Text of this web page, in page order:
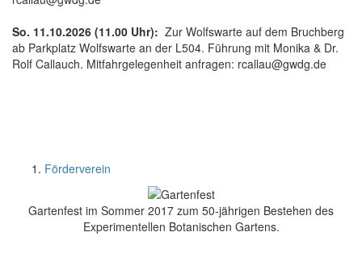
So. 11.10.2026 (11.00 Uhr): Zur Wolfswarte auf dem Bruchberg
ab Parkplatz Wolfswarte an der L504. Führung mit Monika & Dr.
Rolf Callauch. Mitfahrgelegenheit anfragen: rcallau@gwdg.de
Förderverein
Gartenfest im Sommer 2017 zum 50-jährigen Bestehen des
Experimentellen Botanischen Gartens.